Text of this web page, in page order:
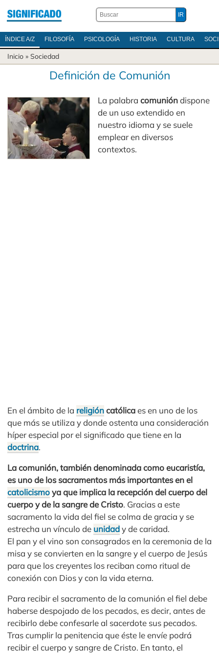
ÍNDICE A/Z FILOSOFÍA PSICOLOGÍA HISTORIA CULTURA
Inicio » Sociedad
Definición de Comunión
La palabracomunióndispone
de un uso extendido en
nuestro idioma y se suele
emplear en diversos
contextos.
En el ámbito de la religióncatólicaes en uno de los
que más se utiliza y donde ostenta una consideración
híper especial por el significado que tiene en la
doctrina.
La comunión, también denominada como eucaristía,
es uno de los sacramentos más importantes en el
catolicismoya que implica la recepción del cuerpo del
cuerpo y de la sangre de Cristo. Gracias a este
sacramento la vida del fiel se colma de gracia y se
estrecha un vínculo de unidady de caridad.
El pan y el vino son consagrados en la ceremonia de la
misa y se convierten en la sangre y el cuerpo de Jesús
para que los creyentes los reciban como ritual de
conexión con Dios y con la vida eterna.
Para recibir el sacramento de la comunión el fiel debe
haberse despojado de los pecados, es decir, antes de
recibirlo debe confesarle al sacerdote sus pecados.
Tras cumplir la penitencia que éste le envíe podrá
recibir el cuerpo y sangre de Cristo. En tanto, el